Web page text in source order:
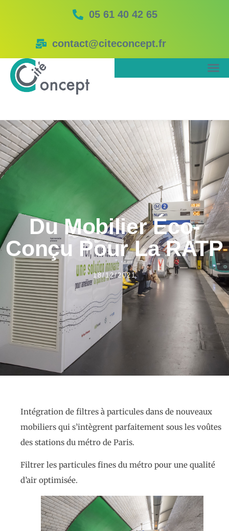
05 61 40 42 65
contact@citeconcept.fr
Du Mobilier Éco-
Conçu Pour La RATP
18/12/2021
Intégration de filtres à particules dans de nouveaux
mobiliers qui s’intègrent parfaitement sous les voûtes
des stations du métro de Paris.
Filtrer les particules fines du métro pour une qualité
d’air optimisée.